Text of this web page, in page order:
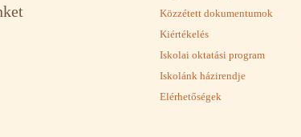
Közzétett dokumentumok
Kiértékelés
Iskolai oktatási program
Iskolánk házirendje
Elérhetőségek